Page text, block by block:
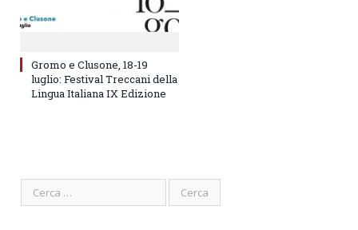
Gromo e Clusone, 18-19
luglio: Festival Treccani della
Lingua Italiana IX Edizione